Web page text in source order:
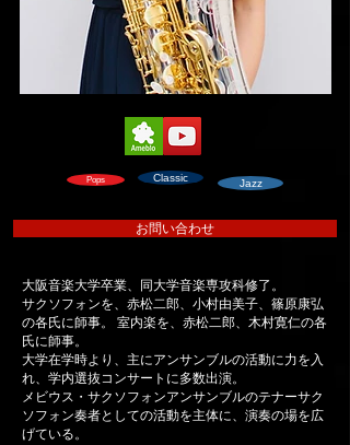
Pops Classic Jazz
お問い合わせ
大阪音楽大学卒業、同大学音楽専攻科修了。
サクソフォンを、赤松二郎、小村由美子、篠原康弘
の各氏に師事。 室内楽を、赤松二郎、木村寛仁の各
氏に師事。
大学在学時より、主にアンサンブルの活動に力を入
れ、学内選抜コンサートに多数出演。
メビウス・サクソフォンアンサンブルのテナーサク
ソフォン奏者としての活動を主体に、演奏の場を広
げている。